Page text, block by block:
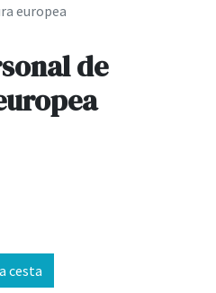
europea
de
cesta